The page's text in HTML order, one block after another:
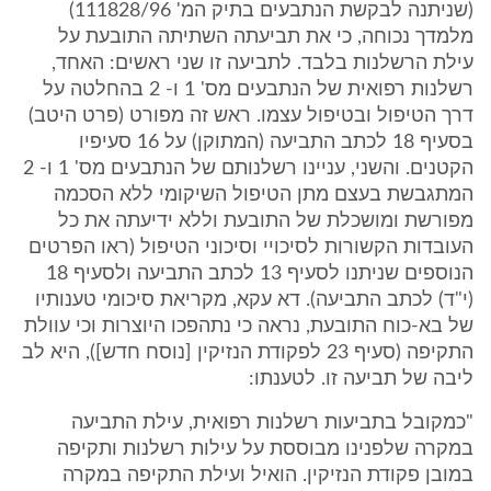
(שניתנה לבקשת הנתבעים בתיק המ' 111828/96)
מלמדך נכוחה, כי את תביעתה השתיתה התובעת על
עילת הרשלנות בלבד. לתביעה זו שני ראשים: האחד,
רשלנות רפואית של הנתבעים מס' 1 ו- 2 בהחלטה על
דרך הטיפול ובטיפול עצמו. ראש זה מפורט (פרט היטב)
בסעיף 18 לכתב התביעה (המתוקן) על 16 סעיפיו
הקטנים. והשני, עניינו רשלנותם של הנתבעים מס' 1 ו- 2
המתגבשת בעצם מתן הטיפול השיקומי ללא הסכמה
מפורשת ומושכלת של התובעת וללא ידיעתה את כל
העובדות הקשורות לסיכויי וסיכוני הטיפול (ראו הפרטים
הנוספים שניתנו לסעיף 13 לכתב התביעה ולסעיף 18
(י"ד) לכתב התביעה). דא עקא, מקריאת סיכומי טענותיו
של בא-כוח התובעת, נראה כי נתהפכו היוצרות וכי עוולת
התקיפה (סעיף 23 לפקודת הנזיקין [נוסח חדש]), היא לב
ליבה של תביעה זו. לטענתו:
"כמקובל בתביעות רשלנות רפואית, עילת התביעה
במקרה שלפנינו מבוססת על עילות רשלנות ותקיפה
במובן פקודת הנזיקין. הואיל ועילת התקיפה במקרה